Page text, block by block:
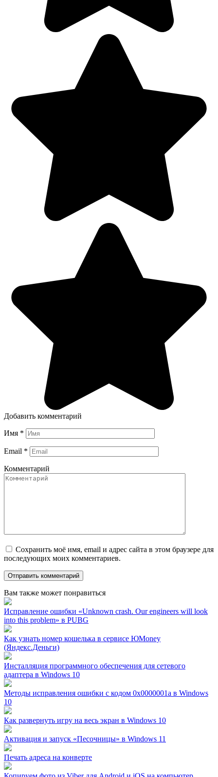
Добавить комментарий
Имя *
Email *
Комментарий
Сохранить моё имя, email и адрес сайта в этом браузере для
последующих моих комментариев.
Вам также может понравиться
Исправление ошибки «Unknown crash. Our engineers will look
into this problem» в PUBG
Как узнать номер кошелька в сервисе ЮMoney
(Яндекс.Деньги)
Инсталляция программного обеспечения для сетевого
адаптера в Windows 10
Методы исправления ошибки с кодом 0x0000001a в Windows
10
Как развернуть игру на весь экран в Windows 10
Активация и запуск «Песочницы» в Windows 11
Печать адреса на конверте